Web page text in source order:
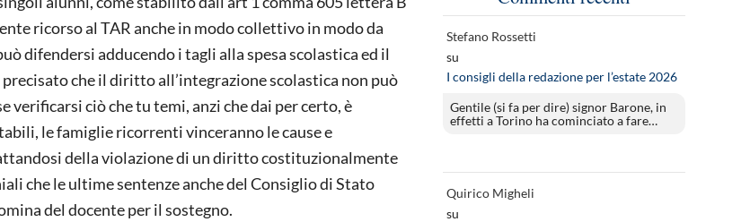
ricorso al TAR anche in modo collettivo in modo da
difendersi adducendo i tagli alla spesa scolastica ed il
che il diritto all’integrazione scolastica non può
verificarsi ciò che tu temi, anzi che dai per certo, è
le famiglie ricorrenti vinceranno le cause e
della violazione di un diritto costituzionalmente
che le ultime sentenze anche del Consiglio di Stato
del docente per il sostegno.
Stefano Rossetti
su
I consigli della redazione per l’estate 2026
Gentile (si fa per dire) signor Barone, in
effetti a Torino ha cominciato a fare…
Quirico Migheli
su